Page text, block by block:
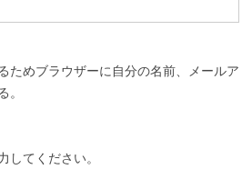
ためブラウザーに自分の名前、メールア
。
してください。